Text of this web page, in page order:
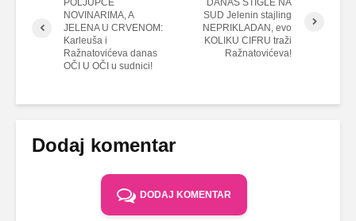
POLJUPCE
NOVINARIMA, A
JELENA U CRVENOM:
Karleuša i
Ražnatovićeva danas
OČI U OČI u sudnici!
DANAS STIGLE NA
SUD Jelenin stajling
NEPRIKLADAN, evo
KOLIKU CIFRU traži
Ražnatovićeva!
Dodaj komentar
DODAJ KOMENTAR